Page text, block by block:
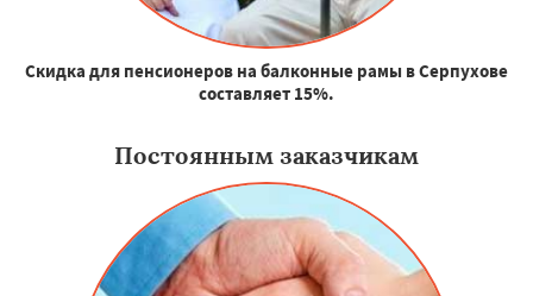
Скидка для пенсионеров на балконные рамы в Серпухове
составляет 15%.
Постоянным заказчикам